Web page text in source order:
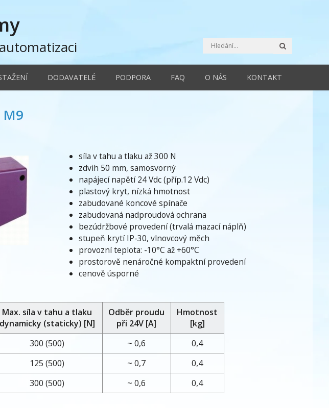
DODAVATELÉ PODPORA FAQ O NÁS KONTAKT
M9
síla v tahu a tlaku až 300 N
zdvih 50 mm, samosvorný
napájecí napětí 24 Vdc (příp.12 Vdc)
plastový kryt, nízká hmotnost
zabudované koncové spínače
zabudovaná nadproudová ochrana
bezúdržbové provedení (trvalá mazací náplň)
stupeň krytí IP-30, vlnovcový měch
provozní teplota: -10°C až +60°C
prostorově nenáročné kompaktní provedení
cenově úsporné
Max. síla v tahu a tlaku
dynamicky (staticky) [N]
Odběr proudu
při 24V [A]
Hmotnost
[kg]
300 (500) ~ 0,6
0,4
125 (500) ~ 0,7
0,4
300 (500) ~ 0,6 0,4